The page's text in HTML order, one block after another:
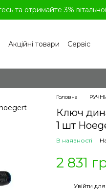
та отримайте 3%
Акційні товари
Сервіс
Головна
Ключ
1 шт
В наявності
2 831
Увійти